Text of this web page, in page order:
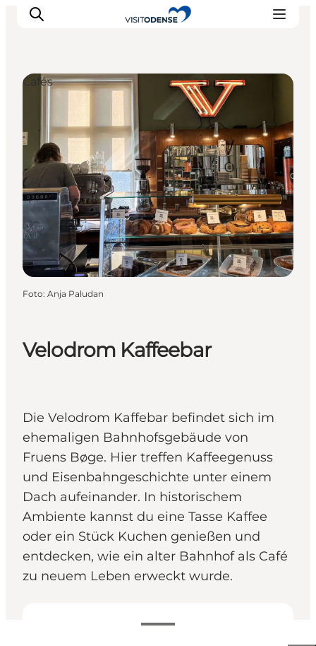
Odense erleben
Veranstaltungen
Reiseplanung
Inspiration
Velodrom Kaffeebar
Die Velodrom Kaffebar befindet sich im
ehemaligen Bahnhofsgebäude von
Fruens Bøge. Hier treffen Kaffeegenuss
und Eisenbahngeschichte unter einem
Dach aufeinander. In historischem
Ambiente kannst du eine Tasse Kaffee
oder ein Stück Kuchen genießen und
entdecken, wie ein alter Bahnhof als Café
zu neuem Leben erweckt wurde.
Öffnungszeiten anzeigen
Cafés
Foto: Anja Paludan